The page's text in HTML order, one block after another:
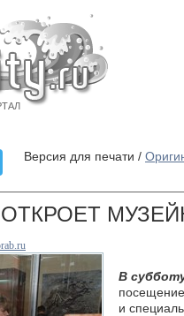
Версия для печати /
В
и